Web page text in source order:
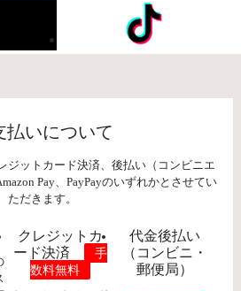
払いについて
ジットカード決済、後払い（コンビニエ
Pay、PayPayのいずれかとさせてい
ただきます。
クレジットカ
ード決済
手
数料無料
代金後払い
（コンビニ・
郵便局）